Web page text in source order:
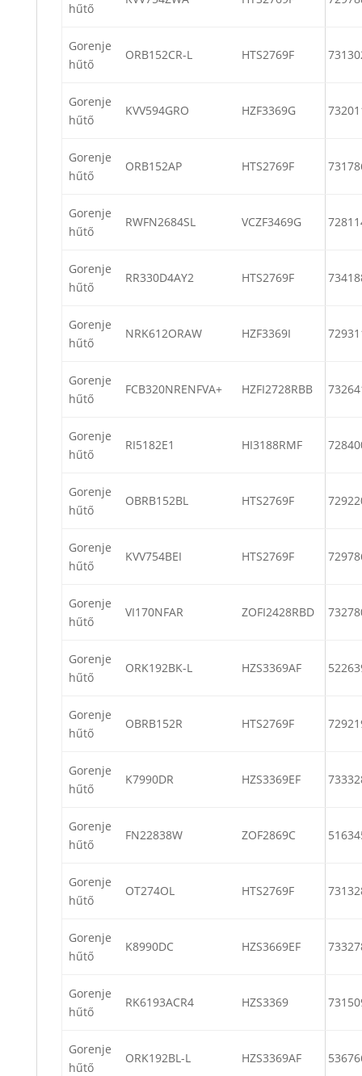
hűtő
Gorenje
hűtő
ORB152CR-L HTS2769F
Gorenje
hűtő
KVV594GRO HZF3369G
Gorenje
hűtő
ORB152AP HTS2769F
Gorenje
hűtő
RWFN2684SL VCZF3469G
Gorenje
hűtő
RR330D4AY2 HTS2769F
Gorenje
hűtő
NRK612ORAW HZF3369I
Gorenje
hűtő
FCB320NRENFVA+ HZFI2728RBB
Gorenje
hűtő
RI5182E1 HI3188RMF
Gorenje
hűtő
OBRB152BL HTS2769F
Gorenje
hűtő
KVV754BEI HTS2769F
Gorenje
hűtő
VI170NFAR ZOFI2428RBD
Gorenje
hűtő
ORK192BK-L HZS3369AF
Gorenje
hűtő
OBRB152R HTS2769F
Gorenje
hűtő
K7990DR HZS3369EF
Gorenje
hűtő
FN22838W ZOF2869C
Gorenje
hűtő
OT274OL HTS2769F
Gorenje
hűtő
K8990DC HZS3669EF
Gorenje
hűtő
RK6193ACR4 HZS3369
Gorenje
hűtő
ORK192BL-L HZS3369AF